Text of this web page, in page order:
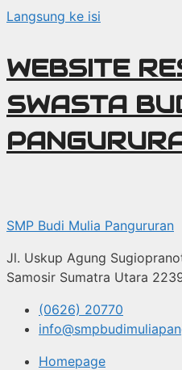
Langsung ke isi
WEBSITE
SWASTA
SMP Budi Mulia Pangururan
Jl. Uskup Agung
Samosir Sumatra Utara
(0626) 20770
Homepage